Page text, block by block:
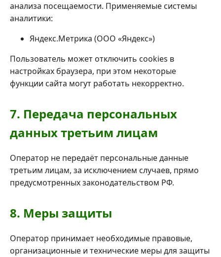
анализа посещаемости. Применяемые системы
аналитики:
Яндекс.Метрика (ООО «Яндекс»)
Пользователь может отключить cookies в
настройках браузера, при этом некоторые
функции сайта могут работать некорректно.
7. Передача персональных
данных третьим лицам
Оператор не передаёт персональные данные
третьим лицам, за исключением случаев, прямо
предусмотренных законодательством РФ.
8. Меры защиты
Оператор принимает необходимые правовые,
организационные и технические меры для защиты